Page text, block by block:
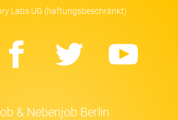
Labs UG (haftungsbeschränkt)
Facebook
Twitter
& Nebenjob Berlin